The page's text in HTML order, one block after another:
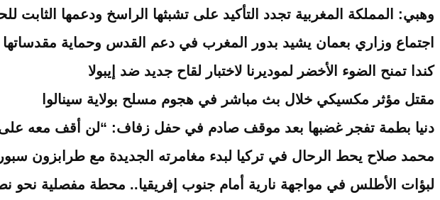
وهبي: المملكة المغربية تجدد التأكيد على تشبثها الراسخ ودعمها
اجتماع وزاري بعمان يشيد بدور المغرب في دعم القدس وحماية مقدساتها
كندا تمنح الضوء الأخضر لموديرنا لاختبار لقاح جديد ضد إيبولا
مقتل مؤثر مكسيكي خلال بث مباشر في هجوم مسلح بولاية سينالوا
دنيا بطمة تفجر غضبها بعد موقف صادم في حفل زفاف: “لن أقف معه
محمد صلاح يحط الرحال في تركيا لبدء مغامرته الجديدة مع طرابزون سبور
لبؤات الأطلس في مواجهة نارية أمام جنوب إفريقيا.. محطة مفصلية نحو